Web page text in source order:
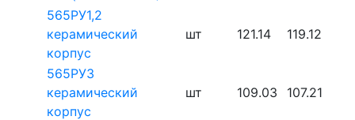
565РУ1,2
керамический
корпус
шт 121.14 119.12
565РУ3
керамический
корпус
шт 109.03 107.21